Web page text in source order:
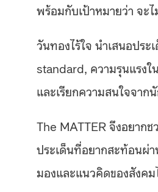
พร้อมกับเป้าหมายว่า จะ
วันทองไร้ใจ นำเสนอปร
standard, ความรุนแรงใ
และเรียกความสนใจจาก
The MATTER จึงอยาก
ประเด็นที่อยากสะท้อนผ่า
มองและแนวคิดของสังค